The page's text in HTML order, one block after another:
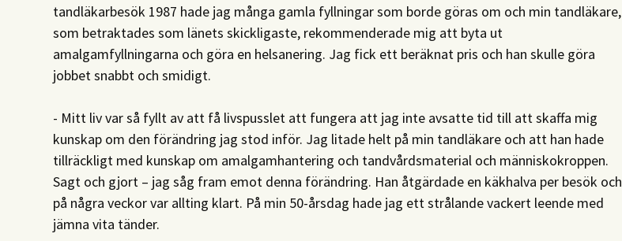
tandläkarbesök 1987 hade jag många gamla fyllningar som borde göras om och min tandläkare,
som betraktades som länets skickligaste, rekommenderade mig att byta ut
amalgamfyllningarna och göra en helsanering. Jag fick ett beräknat pris och han skulle göra
jobbet snabbt och smidigt.
- Mitt liv var så fyllt av att få livspusslet att fungera att jag inte avsatte tid till att skaffa mig
kunskap om den förändring jag stod inför. Jag litade helt på min tandläkare och att han hade
tillräckligt med kunskap om amalgamhantering och tandvårdsmaterial och människokroppen.
Sagt och gjort – jag såg fram emot denna förändring. Han åtgärdade en käkhalva per besök och
på några veckor var allting klart. På min 50-årsdag hade jag ett strålande vackert leende med
jämna vita tänder.